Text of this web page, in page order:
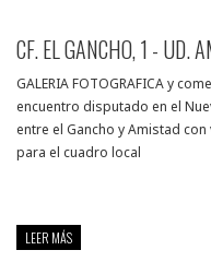
CF. EL GANCHO, 1 - UD.
GALERIA FOTOGRAFICA y
encuentro disputado en el
entre el Gancho y Amistad
para el cuadro local
LEER MÁS